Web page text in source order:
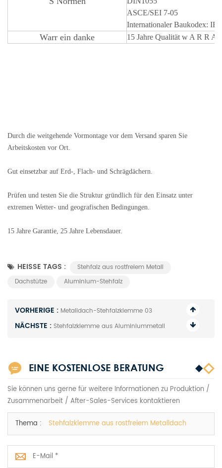
ASCE/SEI 7-05
Internationaler Baukodex:
Warr ein danke 15 Jahre Qualität w A R R A
Durch die weitgehende Vormontage vor dem Versand sparen Sie
Arbeitskosten vor Ort.
Gut einsetzbar auf Erd-, Flach- und Schrägdächern.
Prüfen und testen Sie die Struktur gründlich für den Einsatz unter
extremen Wetter- und geografischen Bedingungen.
15 Jahre Garantie, 25 Jahre Lebensdauer.
HEISSE TAGS :
Stehfalz aus rostfreiem Metall
Dachstütze
Aluminium-Stehfalz
VORHERIGE : Metalldach-Stehfalzklemme 03
NÄCHSTE : Stehfalzklemme aus Aluminiummetall
EINE KOSTENLOSE BERATUNG
Sie können uns gerne für weitere Informationen zu Produktion /
Zusammenarbeit / After-Sales-Services kontaktieren
Thema : Stehfalzklemme aus rostfreiem Metalldach